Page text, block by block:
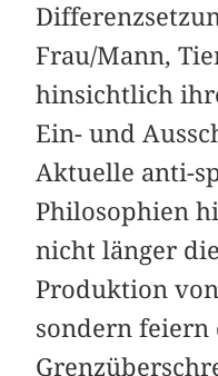
Frau/Mann,
hinsichtlich
Ein- und
Aktuelle anti-
Philosophien
nicht länger
Produktion
sondern feiern